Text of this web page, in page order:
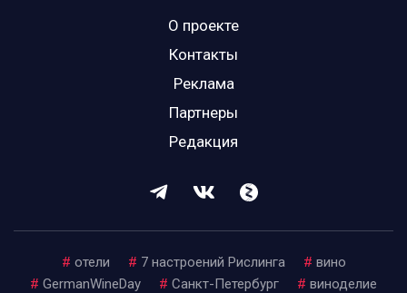
О проекте
Контакты
Реклама
Партнеры
Редакция
# отели # 7 настроений Рислинга # вино
# GermanWineDay # Санкт-Петербург # виноделие